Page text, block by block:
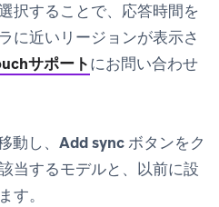
択することで、応答時間を
に近いリージョンが表示さ
サポートにお問い合わせ
in new tab)
動し、 Add syncボタンをク
当するモデルと、以前に設
す。